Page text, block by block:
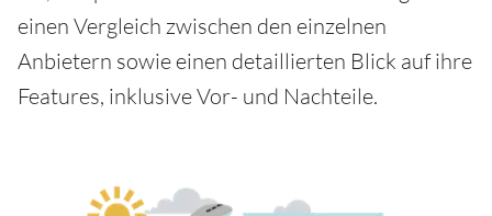
einen Vergleich zwischen den einzelnen
Anbietern sowie einen detaillierten Blick auf ihre
Features, inklusive Vor- und Nachteile.